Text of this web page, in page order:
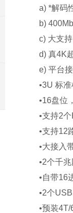
a) *解码
b)
c) 大支
d) 真4K
e) 平台
•3U 标
•16盘位
•支持2
•支持12
•大接入
•2个千
•自带16
•2个
•预装